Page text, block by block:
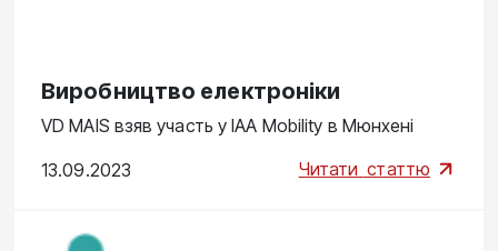
Виробництво електроніки
VD MAIS взяв участь у IAA Mobility в Мюнхені
13.09.2023 Читати статтю